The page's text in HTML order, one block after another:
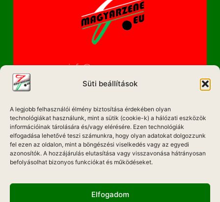
Süti beállítások
A legjobb felhasználói élmény biztosítása érdekében olyan
technológiákat használunk, mint a sütik (cookie-k) a hálózati eszközök
információinak tárolására és/vagy elérésére. Ezen technológiák
elfogadása lehetővé teszi számunkra, hogy olyan adatokat dolgozzunk
fel ezen az oldalon, mint a böngészési viselkedés vagy az egyedi
azonosítók. A hozzájárulás elutasítása vagy visszavonása hátrányosan
befolyásolhat bizonyos funkciókat és működéseket.
Elfogadom
info@magyarzene.eu
IMPRESSZUM
ETIKAI KÓDEX
MÉDIA AJÁNLAT
ADATKEZELÉSI NYILATKOZAT